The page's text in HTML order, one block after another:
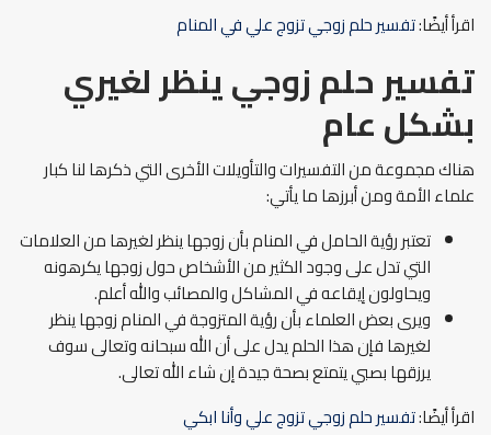
اقرأ أيضًا:تفسير حلم زوجي تزوج علي في المنام
تفسير حلم زوجي ينظر لغيري
بشكل عام
هناك مجموعة من التفسيرات والتأويلات الأخرى التي ذكرها لنا كبار
علماء الأمة ومن أبرزها ما يأتي:
تعتبر رؤية الحامل في المنام بأن زوجها ينظر لغيرها من العلامات
التي تدل على وجود الكثير من الأشخاص حول زوجها يكرهونه
ويحاولون إيقاعه في المشاكل والمصائب والله أعلم.
ويرى بعض العلماء بأن رؤية المتزوجة في المنام زوجها ينظر
لغيرها فإن هذا الحلم يدل على أن الله سبحانه وتعالى سوف
يرزقها بصبي يتمتع بصحة جيدة إن شاء الله تعالى.
اقرأ أيضًا:تفسير حلم زوجي تزوج علي وأنا ابكي